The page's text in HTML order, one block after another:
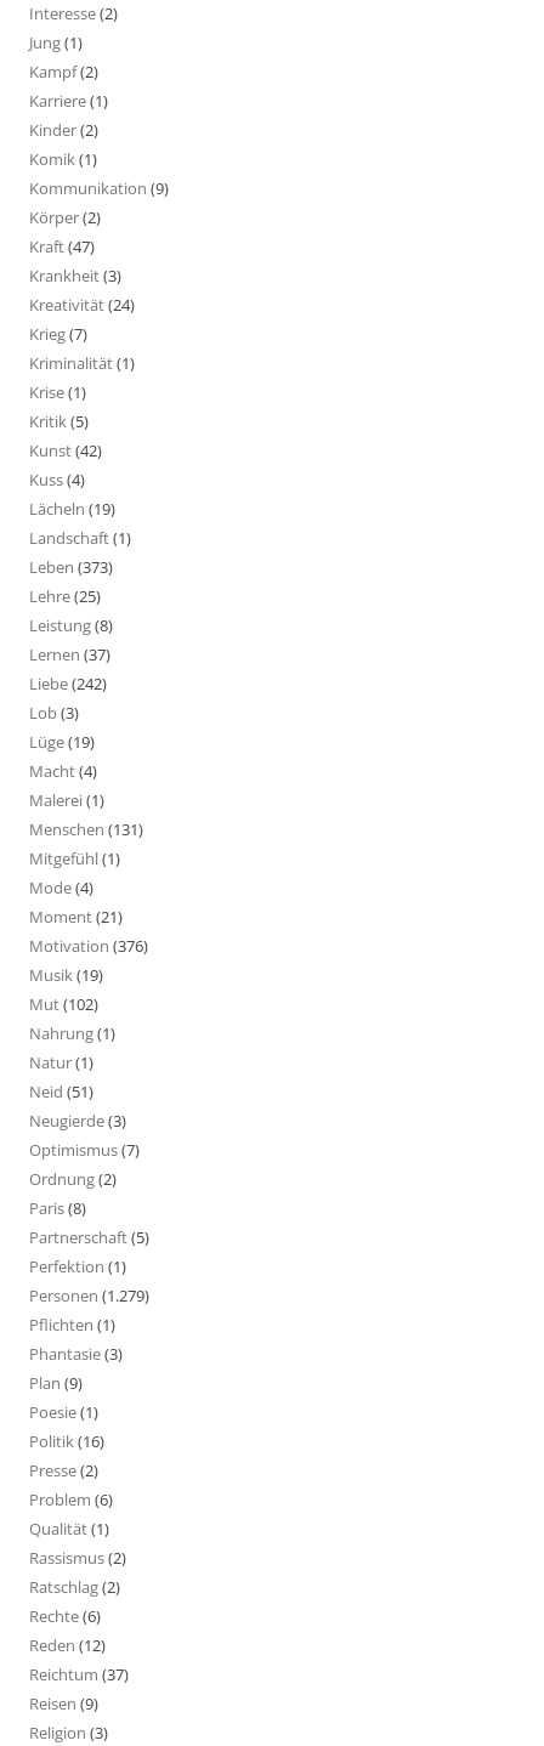
Interesse(2)
Jung(1)
Kampf(2)
Karriere(1)
Kinder(2)
Komik(1)
Kommunikation (9)
Körper(2)
Kraft(47)
Krankheit(3)
Kreativität(24)
Krieg(7)
Kriminalität(1)
Krise(1)
Kritik(5)
Kunst(42)
Kuss(4)
Lächeln (19)
Landschaft(1)
Leben (373)
Lehre(25)
Leistung(8)
Lernen (37)
Liebe(242)
Lob(3)
Lüge(19)
Macht(4)
Malerei(1)
Menschen (131)
Mitgefühl(1)
Mode(4)
Moment(21)
Motivation (376)
Musik(19)
Mut(102)
Nahrung(1)
Natur(1)
Neid (51)
Neugierde(3)
Optimismus(7)
Ordnung(2)
Paris(8)
Partnerschaft(5)
Perfektion (1)
Personen (1.279)
Pflichten (1)
Phantasie(3)
Plan (9)
Poesie(1)
Politik(16)
Presse(2)
Problem (6)
Qualität(1)
Rassismus(2)
Ratschlag(2)
Rechte(6)
Reden (12)
Reichtum (37)
Reisen (9)
Religion (3)